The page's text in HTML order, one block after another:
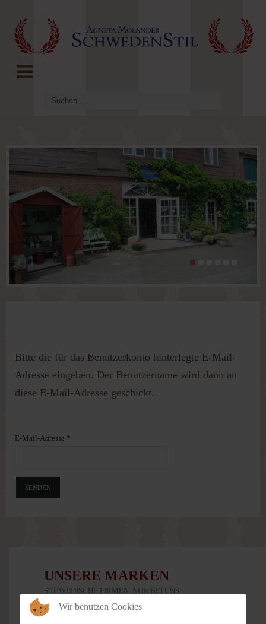
HOME & GARDEN
WIR WAREN DIESES JAHR BEI DER
HOME &AMP; GARDE
SCHWEDENSTIL BEI
HOME & GARDEN
WIR WAREN DIESES JAHR BEI DER
HOME &AMP; GARDE
Bitte die für das Benutzerkonto hinterlegte E-Mail-
Adresse eingeben. Der Benutzername wird dann an
diese E-Mail-Adresse geschickt.
E-Mail-Adresse *
SENDEN
UNSERE MARKEN
SCHWEDISCHE FIRMEN. NUR BEI UNS.
Angemeldet
bleiben
Passwort vergessen?
Wir benutzen Cookies